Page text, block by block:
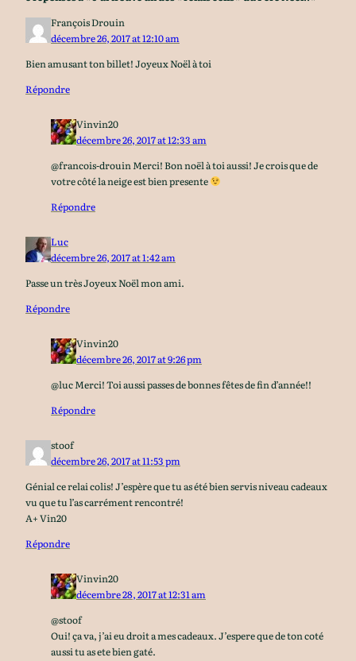
François Drouin
décembre 26, 2017 at 12:10 am
Bien amusant ton billet! Joyeux Noël à toi
Répondre
Vinvin20
décembre 26, 2017 at 12:33 am
@francois-drouin Merci! Bon noël à toi aussi! Je crois que de
votre côté la neige est bien presente
Répondre
Luc
décembre 26, 2017 at 1:42 am
Passe un très Joyeux Noël mon ami.
Répondre
Vinvin20
décembre 26, 2017 at 9:26 pm
@luc Merci! Toi aussi passes de bonnes fêtes de fin d’année!!
Répondre
stoof
décembre 26, 2017 at 11:53 pm
Génial ce relai colis! J’espère que tu as été bien servis niveau cadeaux
vu que tu l’as carrément rencontré!
A+ Vin20
Répondre
Vinvin20
décembre 28, 2017 at 12:31 am
@stoof
Oui! ça va, j’ai eu droit a mes cadeaux. J’espere que de ton coté
aussi tu as ete bien gaté.